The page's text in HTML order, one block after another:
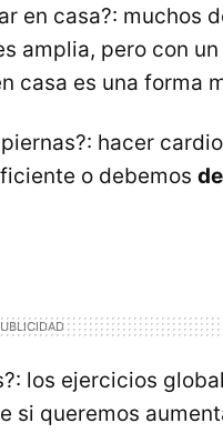
en casa?: muchos
amplia, pero con
casa es una forma
hacer
o debemos
los ejercicios
si queremos